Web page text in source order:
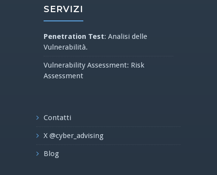
SERVIZI
Penetration Test: Analisi delle
Vulnerabilità.
Vulnerability Assessment: Risk
Assessment
Contatti
X @cyber_advising
Blog